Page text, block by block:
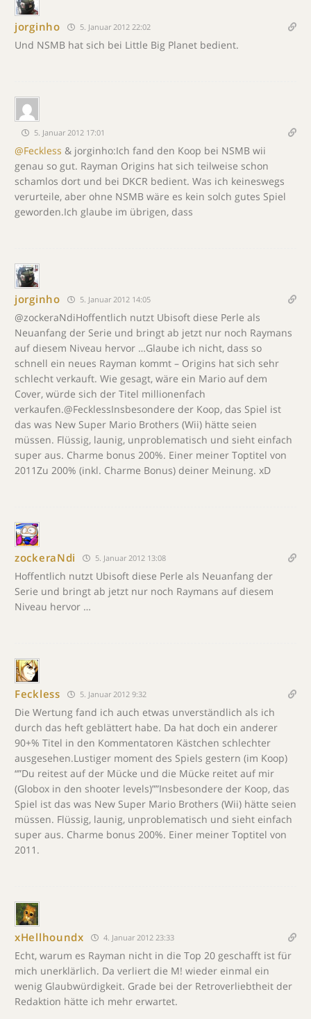
jorginho 5. Januar 2012 22:02
Und NSMB hat sich bei Little Big Planet bedient.
5. Januar 2012 17:01
@Feckless & jorginho:Ich fand den Koop bei NSMB wii
genau so gut. Rayman Origins hat sich teilweise schon
schamlos dort und bei DKCR bedient. Was ich keineswegs
verurteile, aber ohne NSMB wäre es kein solch gutes Spiel
geworden.Ich glaube im übrigen, dass
jorginho 5. Januar 2012 14:05
@zockeraNdiHoffentlich nutzt Ubisoft diese Perle als
Neuanfang der Serie und bringt ab jetzt nur noch Raymans
auf diesem Niveau hervor …Glaube ich nicht, dass so
schnell ein neues Rayman kommt – Origins hat sich sehr
schlecht verkauft. Wie gesagt, wäre ein Mario auf dem
Cover, würde sich der Titel millionenfach
verkaufen.@FecklessInsbesondere der Koop, das Spiel ist
das was New Super Mario Brothers (Wii) hätte seien
müssen. Flüssig, launig, unproblematisch und sieht einfach
super aus. Charme bonus 200%. Einer meiner Toptitel von
2011Zu 200% (inkl. Charme Bonus) deiner Meinung. xD
zockeraNdi 5. Januar 2012 13:08
Hoffentlich nutzt Ubisoft diese Perle als Neuanfang der
Serie und bringt ab jetzt nur noch Raymans auf diesem
Niveau hervor …
Feckless 5. Januar 2012 9:32
Die Wertung fand ich auch etwas unverständlich als ich
durch das heft geblättert habe. Da hat doch ein anderer
90+% Titel in den Kommentatoren Kästchen schlechter
ausgesehen.Lustiger moment des Spiels gestern (im Koop)
“”Du reitest auf der Mücke und die Mücke reitet auf mir
(Globox in den shooter levels)””Insbesondere der Koop, das
Spiel ist das was New Super Mario Brothers (Wii) hätte seien
müssen. Flüssig, launig, unproblematisch und sieht einfach
super aus. Charme bonus 200%. Einer meiner Toptitel von
2011.
xHellhoundx 4. Januar 2012 23:33
Echt, warum es Rayman nicht in die Top 20 geschafft ist für
mich unerklärlich. Da verliert die M! wieder einmal ein
wenig Glaubwürdigkeit. Grade bei der Retroverliebtheit der
Redaktion hätte ich mehr erwartet.